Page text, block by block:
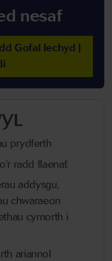
nesaf
Gofal Iechyd |
prydferth
radd flaenaf.
addysgu,
chwaraeon
cymorth i
ariannol